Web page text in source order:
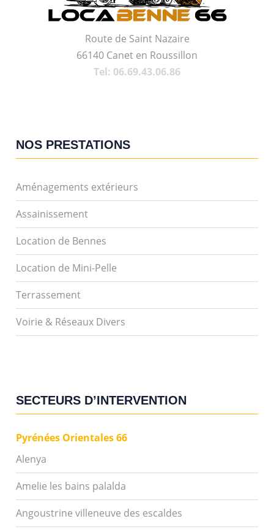
Route de Saint Nazaire
66140 Canet en Roussillon
Tel: 06.69.43.06.86
NOS PRESTATIONS
Aménagements extérieurs
Assainissement
Location de Bennes
Location de Mini-Pelle
Terrassement
Voirie & Réseaux Divers
SECTEURS D’INTERVENTION
Pyrénées Orientales 66
Alenya
Amelie les bains palalda
Angoustrine villeneuve des escaldes